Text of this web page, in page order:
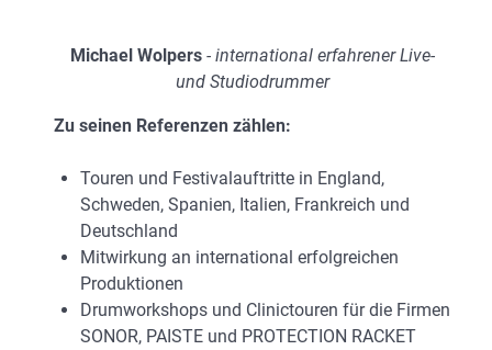
Michael Wolpers - international erfahrener Live-
und Studiodrummer
Zu seinen Referenzen zählen:
Touren und Festivalauftritte in England,
Schweden, Spanien, Italien, Frankreich und
Deutschland
Mitwirkung an international erfolgreichen
Produktionen
Drumworkshops und Clinictouren für die Firmen
SONOR, PAISTE und PROTECTION RACKET